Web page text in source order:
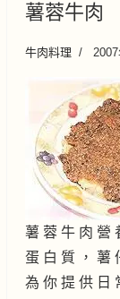
薯蓉牛肉
牛肉料理
薯 蓉 牛 肉 營
蛋 白 質 ， 薯
為 你 提 供 日